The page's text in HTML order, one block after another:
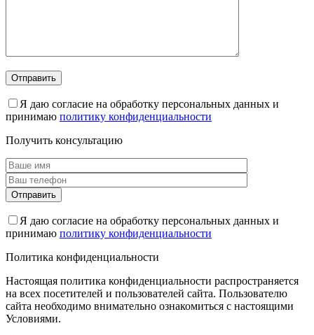
Я даю согласие на обработку персональных данных и
принимаю политику конфиденциальности
Получить консультацию
Я даю согласие на обработку персональных данных и
принимаю политику конфиденциальности
Политика конфиденциальности
Настоящая политика конфиденциальности распространяется
на всех посетителей и пользователей сайта. Пользователю
сайта необходимо внимательно ознакомиться с настоящими
Условиями.